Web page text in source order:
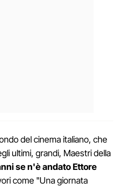
del cinema italiano, che
ultimi, grandi, Maestri della
se n'è andato Ettore
come "Una giornata